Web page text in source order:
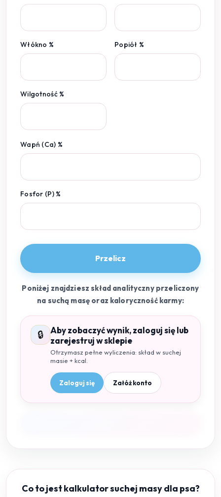
Włókno % Popiół %
Wilgotność %
Wapń (Ca) %
Fosfor (P) %
Przelicz
Poniżej znajdziesz skład analityczny przeliczony
na suchą masę oraz kaloryczność karmy:
🔒
Aby zobaczyć wynik, zaloguj się lub
zarejestruj w sklepie
Otrzymasz pełne wyliczenia: skład w suchej
masie + kcal.
Zaloguj się Załóż konto
Co to jest kalkulator suchej masy dla psa?